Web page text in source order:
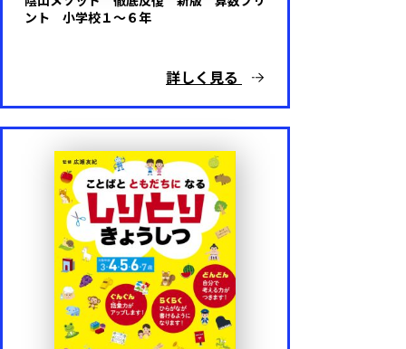
ント 小学校１～６年
詳しく見る